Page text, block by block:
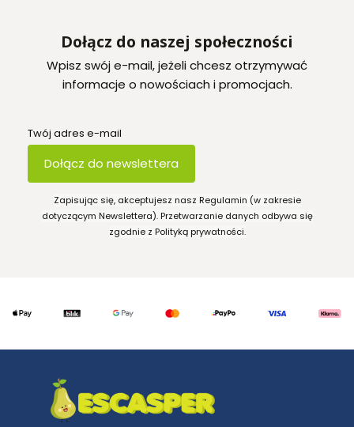
Dołącz do naszej społeczności
Wpisz swój e-mail, jeżeli chcesz otrzymywać
informacje o nowościach i promocjach.
Twój adres e-mail
Dołącz do newslettera
Zapisując się, akceptujesz nasz Regulamin (w zakresie
dotyczącym Newslettera). Przetwarzanie danych odbywa się
zgodnie z Polityką prywatności.